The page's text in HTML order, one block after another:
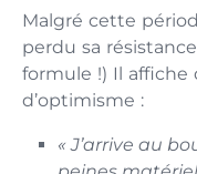
Malgré cette
perdu sa
formule !) Il affiche
d’optimisme :
« J’arrive au